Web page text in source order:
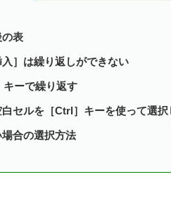
表
入］は繰り返しができない
キーで繰り返す
セルを［Ctrl］キーを使って選択
合の選択方法